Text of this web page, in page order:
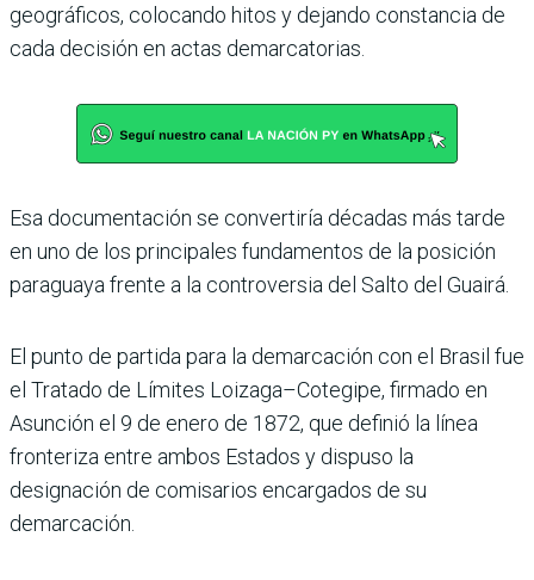
geográficos, colocando hitos y dejando constancia de
cada decisión en actas demarcatorias.
Esa documentación se convertiría décadas más tarde
en uno de los principales fundamentos de la posición
paraguaya frente a la controversia del Salto del Guairá.
El punto de partida para la demarcación con el Brasil fue
el Tratado de Límites Loizaga–Cotegipe, firmado en
Asunción el 9 de enero de 1872, que definió la línea
fronteriza entre ambos Estados y dispuso la
designación de comisarios encargados de su
demarcación.